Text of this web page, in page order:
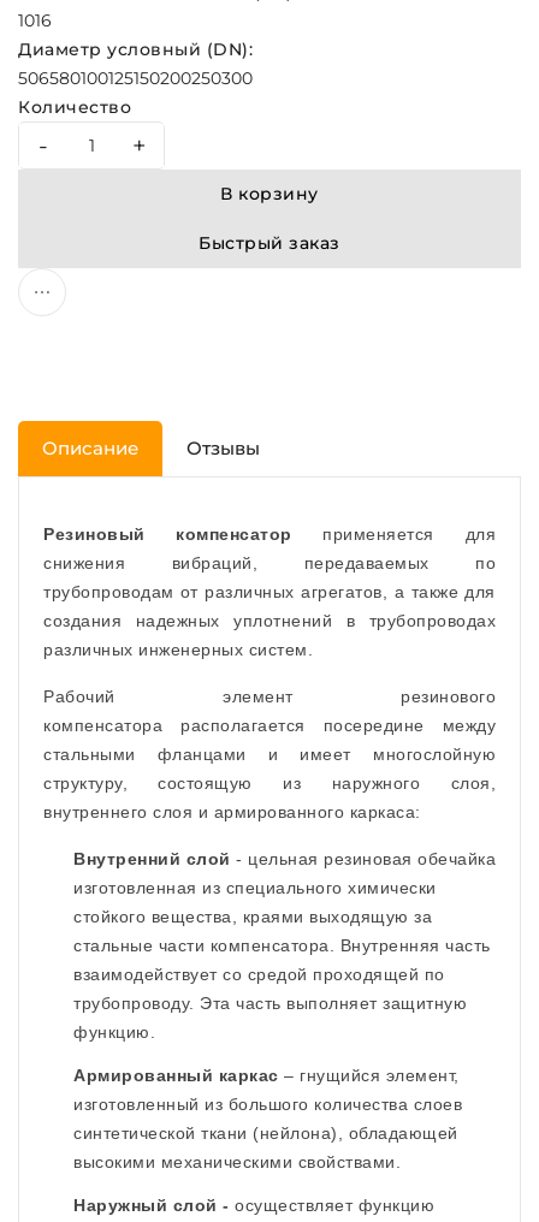
1016
Диаметр условный (DN):
506580100125150200250300
Количество
- +
В корзину
Быстрый заказ
Описание Отзывы
Резиновый компенсатор
применяется для
снижения вибраций, передаваемых по
трубопроводам от различных агрегатов, а также для
создания надежных уплотнений в трубопроводах
различных инженерных систем.
Рабочий элемент резинового
компенсатора располагается посередине между
стальными фланцами и имеет многослойную
структуру, состоящую из наружного слоя,
внутреннего слоя и армированного каркаса:
Внутренний слой - цельная резиновая обечайка
изготовленная из специального химически
стойкого вещества, краями выходящую за
стальные части компенсатора. Внутренняя часть
взаимодействует со средой проходящей по
трубопроводу. Эта часть выполняет защитную
функцию.
Армированный каркас – гнущийся элемент,
изготовленный из большого количества слоев
синтетической ткани (нейлона), обладающей
высокими механическими свойствами.
Наружный слой - осуществляет функцию